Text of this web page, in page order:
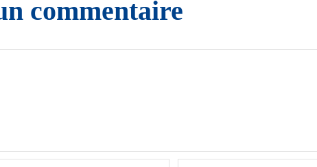
commentaire